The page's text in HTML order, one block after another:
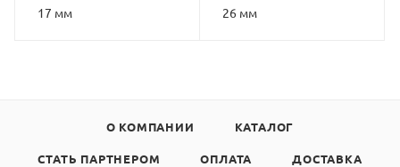
17 мм 26 мм
О КОМПАНИИ КАТАЛОГ
СТАТЬ ПАРТНЕРОМ ОПЛАТА ДОСТАВКА